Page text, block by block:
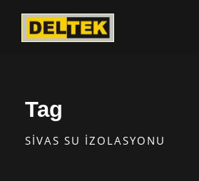
Tag
SIVAS SU İZOLASYONU